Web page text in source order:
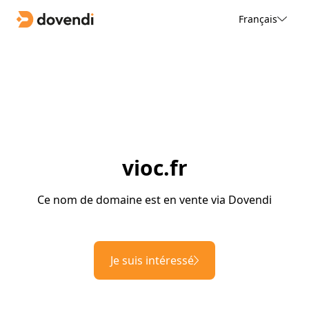
Français
vioc.fr
Ce nom de domaine est en vente via Dovendi
Je suis intéressé